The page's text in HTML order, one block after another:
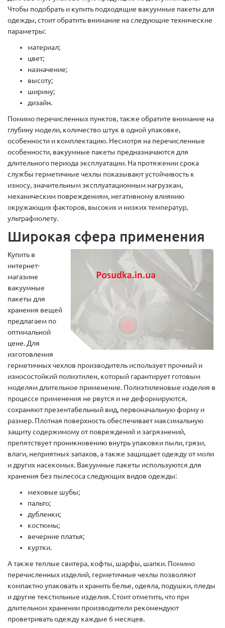
Чтобы подобрать и купить подходящие вакуумные пакеты для
одежды, стоит обратить внимание на следующие технические
параметры:
материал;
цвет;
назначение;
высоту;
ширину;
дизайн.
Помимо перечисленных пунктов, также обратите внимание на
глубину модели, количество штук в одной упаковке,
особенности и комплектацию. Несмотря на перечисленные
особенности, вакуумные пакеты предназначаются для
длительного периода эксплуатации. На протяжении срока
службы герметичные чехлы показывают устойчивость к
износу, значительным эксплуатационным нагрузкам,
механическим повреждениям, негативному влиянию
окружающих факторов, высоких и низких температур,
ультрафиолету.
Широкая сфера применения
Купить в
интернет-
магазине
вакуумные
пакеты для
хранения вещей
предлагаем по
оптимальной
цене. Для
изготовления
герметичных чехлов производитель использует прочный и
износостойкий полиэтилен, который гарантирует готовым
моделям длительное применение. Полиэтиленовые изделия в
процессе применения не рвутся и не деформируются,
сохраняют презентабельный вид, первоначальную форму и
размер. Плотная поверхность обеспечивает максимальную
защиту содержимому от повреждений и загрязнений,
препятствует проникновению внутрь упаковки пыли, грязи,
влаги, неприятных запахов, а также защищает одежду от моли
и других насекомых. Вакуумные пакеты используются для
хранения без пылесоса следующих видов одежды:
меховые шубы;
пальто;
дубленки;
костюмы;
вечерние платья;
куртки.
А также теплые свитера, кофты, шарфы, шапки. Помимо
перечисленных изделий, герметичные чехлы позволяют
компактно упаковать и хранить белье, одеяла, подушки, пледы
и другие текстильные изделия. Стоит отметить, что при
длительном хранении производители рекомендуют
проветривать одежду каждые 6 месяцев.